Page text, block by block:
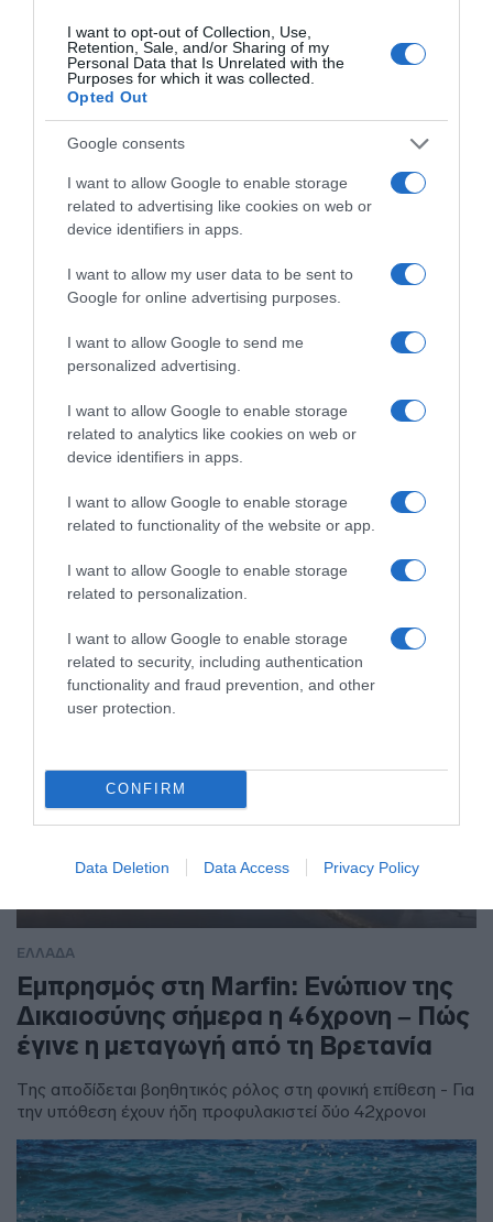
I want to opt-out of Collection, Use,
Retention, Sale, and/or Sharing of my
Personal Data that Is Unrelated with the
Purposes for which it was collected.
Opted Out
Google consents
I want to allow Google to enable storage
related to advertising like cookies on web or
device identifiers in apps.
I want to allow my user data to be sent to
Google for online advertising purposes.
I want to allow Google to send me
personalized advertising.
I want to allow Google to enable storage
related to analytics like cookies on web or
device identifiers in apps.
I want to allow Google to enable storage
related to functionality of the website or app.
I want to allow Google to enable storage
related to personalization.
I want to allow Google to enable storage
related to security, including authentication
functionality and fraud prevention, and other
user protection.
CONFIRM
Data Deletion Data Access Privacy Policy
Ομόφωνη απόφαση Ανακρίτριας και Εισαγγελέα μετά από
μια μαραθώνια διαδικασία
ΕΛΛΑΔΑ
Μάλια: Πώς πνίγηκε η Ολλανδή
τουρίστρια -“Παλεύαμε 15 λεπτά να
την επαναφέρουμε, τα παιδιά
έκλαιγαν”
Συγκλονίζουν οι μαρτυρίες των ναυαγοσωστών - Τι έδειξε η
νεκροψία–νεκροτομή
ΕΛΛΑΔΑ
Εμπρησμός στη Marfin: Ενώπιον της
Δικαιοσύνης σήμερα η 46χρονη – Πώς
έγινε η μεταγωγή από τη Βρετανία
Της αποδίδεται βοηθητικός ρόλος στη φονική επίθεση - Για
την υπόθεση έχουν ήδη προφυλακιστεί δύο 42χρονοι